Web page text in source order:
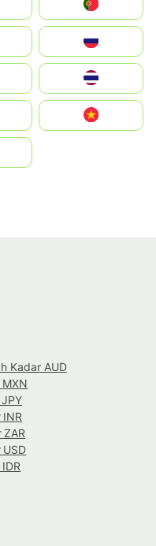
Kadar AUD
INR
ZAR
USD